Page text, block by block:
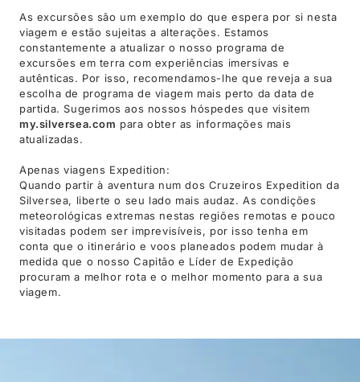
As excursões são um exemplo do que espera por si nesta
viagem e estão sujeitas a alterações. Estamos
constantemente a atualizar o nosso programa de
excursões em terra com experiências imersivas e
autênticas. Por isso, recomendamos-lhe que reveja a sua
escolha de programa de viagem mais perto da data de
partida. Sugerimos aos nossos hóspedes que visitem
my.silversea.com para obter as informações mais
atualizadas.
Apenas viagens Expedition:
Quando partir à aventura num dos Cruzeiros Expedition da
Silversea, liberte o seu lado mais audaz. As condições
meteorológicas extremas nestas regiões remotas e pouco
visitadas podem ser imprevisíveis, por isso tenha em
conta que o itinerário e voos planeados podem mudar à
medida que o nosso Capitão e Líder de Expedição
procuram a melhor rota e o melhor momento para a sua
viagem.